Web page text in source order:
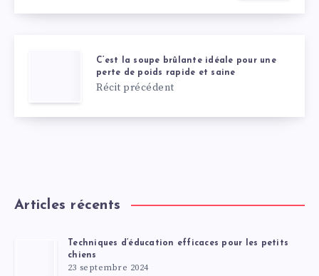
C’est la soupe brûlante idéale pour une
perte de poids rapide et saine
Récit précédent
Articles récents
Techniques d’éducation efficaces pour les petits
chiens
23 septembre 2024